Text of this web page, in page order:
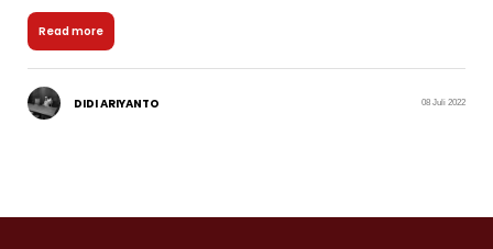
Read more
DIDI ARIYANTO 08 Juli 2022